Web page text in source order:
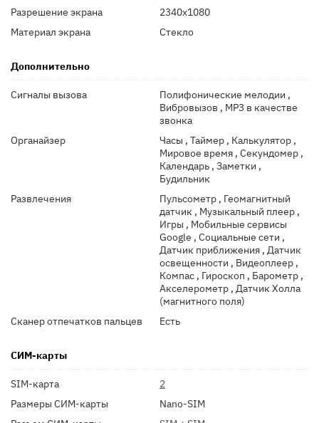
Разрешение экрана
2340x1080
Материал экрана
Стекло
Дополнительно
Сигналы вызова
Полифонические мелодии ,
Вибровызов , MP3 в качестве
звонка
Органайзер
Часы , Таймер , Калькулятор ,
Мировое время , Секундомер ,
Календарь , Заметки ,
Будильник
Развлечения
Пульсометр , Геомагнитный
датчик , Музыкальный плеер ,
Игры , Мобильные сервисы
Google , Социальные сети ,
Датчик приближения , Датчик
освещенности , Видеоплеер ,
Компас , Гироскоп , Барометр ,
Акселерометр , Датчик Холла
(магнитного поля)
Сканер отпечатков пальцев
Есть
СИМ-карты
SIM-карта
2
Размеры СИМ-карты
Nano-SIM